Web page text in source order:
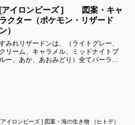
（あお、あおみどり、きいろ）右上は、
しろ、きいろ）右下は...
[アイロンビーズ ] 図案・キャ
ラクター（ポケモン・リザード
ン）
みれリザードンは、（ライトグレー、
クリーム、キャラメル、ミッドナイトブ
ルー、あか、あおみどり）全てパーラー
イロンビーズ ] 図案・海の生き物 （ヒトデ）